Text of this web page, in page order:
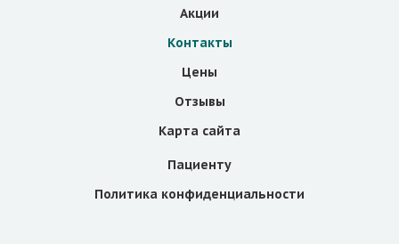
Акции
Контакты
Цены
Отзывы
Карта сайта
Пациенту
Политика конфиденциальности